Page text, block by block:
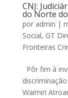
CNJ:
do Norte
por admin |
Social, GT
Fronteiras
Pôr fim à
Waimiri